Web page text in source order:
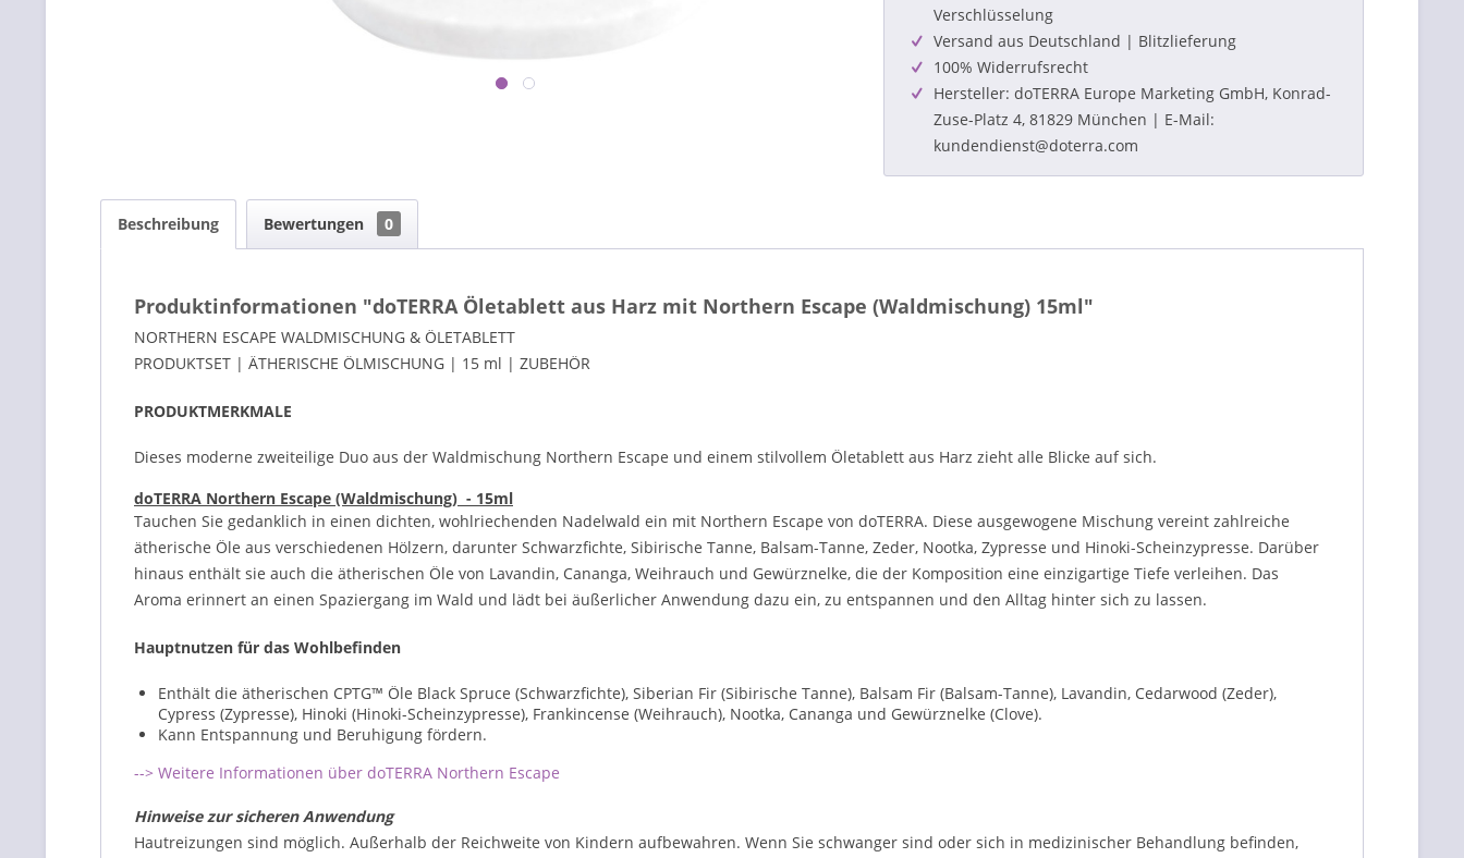
Verschlüsselung
Versand aus Deutschland | Blitzlieferung
100% Widerrufsrecht
Hersteller: doTERRA Europe Marketing GmbH, Konrad-
Zuse-Platz 4, 81829 München | E-Mail:
kundendienst@doterra.com
Beschreibung Bewertungen 0
Produktinformationen "doTERRA Öletablett aus Harz mit Northern Escape (Waldmischung) 15ml"
NORTHERN ESCAPE WALDMISCHUNG & ÖLETABLETT
PRODUKTSET | ÄTHERISCHE ÖLMISCHUNG | 15 ml | ZUBEHÖR
PRODUKTMERKMALE
Dieses moderne zweiteilige Duo aus der Waldmischung Northern Escape und einem stilvollem Öletablett aus Harz zieht alle Blicke auf sich.
doTERRA Northern Escape (Waldmischung) - 15ml
Tauchen Sie gedanklich in einen dichten, wohlriechenden Nadelwald ein mit Northern Escape von doTERRA. Diese ausgewogene Mischung vereint zahlreiche
ätherische Öle aus verschiedenen Hölzern, darunter Schwarzfichte, Sibirische Tanne, Balsam-Tanne, Zeder, Nootka, Zypresse und Hinoki-Scheinzypresse. Darüber
hinaus enthält sie auch die ätherischen Öle von Lavandin, Cananga, Weihrauch und Gewürznelke, die der Komposition eine einzigartige Tiefe verleihen. Das
Aroma erinnert an einen Spaziergang im Wald und lädt bei äußerlicher Anwendung dazu ein, zu entspannen und den Alltag hinter sich zu lassen.
Hauptnutzen für das Wohlbefinden
Enthält die ätherischen CPTG™ Öle Black Spruce (Schwarzfichte), Siberian Fir (Sibirische Tanne), Balsam Fir (Balsam-Tanne), Lavandin, Cedarwood (Zeder),
Cypress (Zypresse), Hinoki (Hinoki-Scheinzypresse), Frankincense (Weihrauch), Nootka, Cananga und Gewürznelke (Clove).
Kann Entspannung und Beruhigung fördern.
--> Weitere Informationen über doTERRA Northern Escape
Hinweise zur sicheren Anwendung
Hautreizungen sind möglich. Außerhalb der Reichweite von Kindern aufbewahren. Wenn Sie schwanger sind oder sich in medizinischer Behandlung befinden,